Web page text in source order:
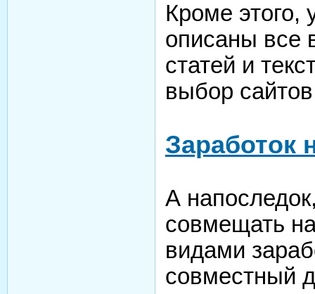
Кроме этого,
описаны все
статей и
выбор
Заработок
А
совмещать
видами
совместный